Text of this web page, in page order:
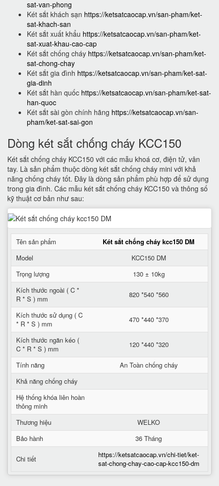
sat-van-phong
Két sắt khách sạn https://ketsatcaocap.vn/san-pham/ket-
sat-khach-san
Két sắt xuất khẩu https://ketsatcaocap.vn/san-pham/ket-
sat-xuat-khau-cao-cap
Két sắt chống cháy https://ketsatcaocap.vn/san-pham/ket-
sat-chong-chay
Két sắt gia đình https://ketsatcaocap.vn/san-pham/ket-sat-
gia-dinh
Két sắt hàn quốc https://ketsatcaocap.vn/san-pham/ket-sat-
han-quoc
Két sắt sài gòn chính hãng https://ketsatcaocap.vn/san-
pham/ket-sat-sai-gon
Dòng két sắt chống cháy KCC150
Két sắt chống cháy KCC150 với các mẫu khoá cơ, điện tử, vân
tay. Là sản phẩm thuộc dòng két sắt chống cháy mini với khả
năng chống cháy tốt. Đây là dòng sản phẩm phù hợp để sử dụng
trong gia đình. Các mẫu két sắt chống cháy KCC150 và thông số
kỹ thuật cơ bản như sau:
Tên sản phẩm
Két sắt chống cháy kcc150 DM
Model
KCC150 DM
Trọng lượng
130 ± 10kg
Kích thước ngoài ( C *
R * S ) mm
820 *540 *560
Kích thước sử dụng ( C
* R * S ) mm
470 *440 *370
Kích thước ngăn kéo (
C * R * S ) mm
120 *440 *320
Tính năng
An Toàn chống cháy
Khả năng chống cháy
Hệ thống khóa liên hoàn
thông minh
Thương hiệu
WELKO
Bảo hành
36 Tháng
Chi tiết
https://ketsatcaocap.vn/chi-tiet/ket-
sat-chong-chay-cao-cap-kcc150-dm